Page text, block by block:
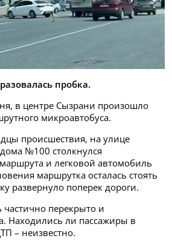
пробка.
в центре Сызрани произошло
микроавтобуса.
происшествия, на улице
№100 столкнулся
и легковой автомобиль
маршрутка осталась стоять
развернуло поперек дороги.
перекрыто и
Находились ли пассажиры в
– неизвестно.